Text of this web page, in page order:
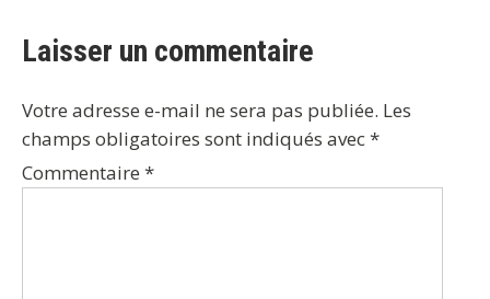
Laisser un commentaire
Votre adresse e-mail ne sera pas publiée. Les
champs obligatoires sont indiqués avec*
Commentaire *